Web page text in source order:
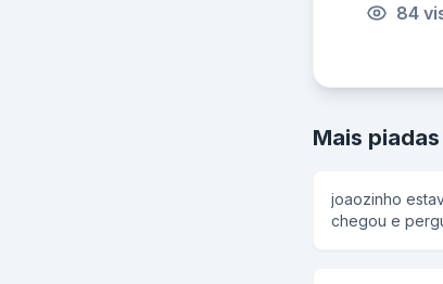
84
Mais
joaozinho
chegou e perguntou= -O que